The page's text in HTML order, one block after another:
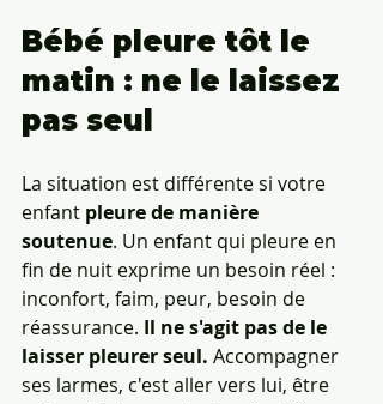
Bébé pleure tôt le
matin : ne le laissez
pas seul
La situation est différente si votre
enfant pleure de manière
soutenue. Un enfant qui pleure en
fin de nuit exprime un besoin réel :
inconfort, faim, peur, besoin de
réassurance. Il ne s'agit pas de le
laisser pleurer seul. Accompagner
ses larmes, c'est aller vers lui, être